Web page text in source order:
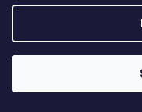
Kožená crossbody